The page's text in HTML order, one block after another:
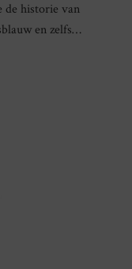
de historie van
en zelfs…